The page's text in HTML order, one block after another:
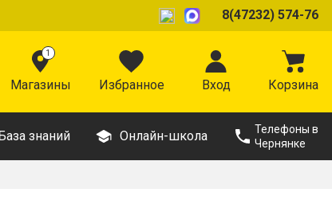
8(47232) 574-76
1
Магазины Избранное Вход Корзина
знаний Онлайн-школа
Телефоны в
Чернянке